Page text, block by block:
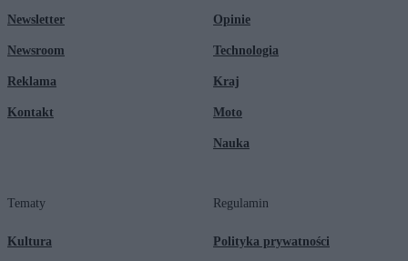
Newsletter
Newsroom
Reklama
Kontakt
Opinie
Technologia
Kraj
Moto
Nauka
Tematy
Kultura
Regulamin
Polityka prywatności